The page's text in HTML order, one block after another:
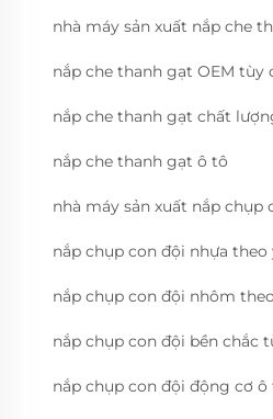
nhà máy sản xuất nắp che
nắp che thanh gạt OEM tùy
nắp che thanh gạt chất
nắp che thanh gạt ô tô
nhà máy sản xuất nắp chụp
nắp chụp con đội nhựa theo
nắp chụp con đội nhôm
nắp chụp con đội bền chắc
nắp chụp con đội động cơ ô